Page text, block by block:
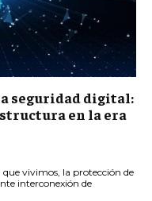
seguridad digital:
en la era
vivimos, la protección de
interconexión de